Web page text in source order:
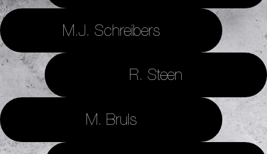
M.J. Schreibers
R. Steen
M. Bruls